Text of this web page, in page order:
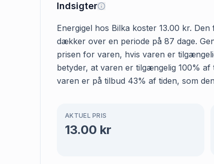
Indsigter
Energigel hos Bilka koster 13.00 kr.
dækker over en periode på 87 dage.
prisen for varen, hvis varen er
betyder, at varen er tilgængelig 100%
varen er på tilbud 43% af tiden, som
AKTUEL PRIS
13.00 kr